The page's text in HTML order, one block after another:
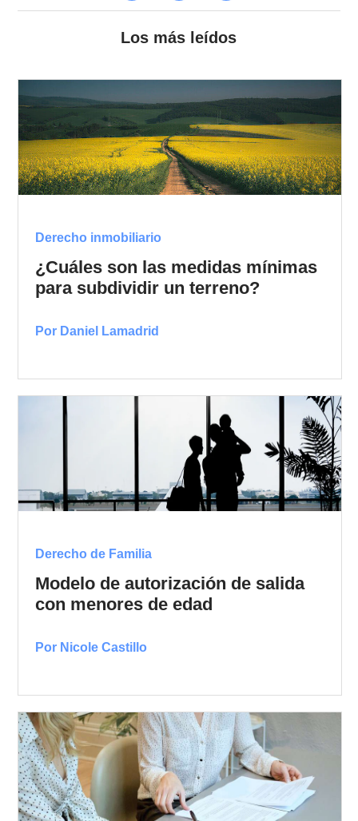
Los más leídos
Derecho inmobiliario
¿Cuáles son las medidas mínimas
para subdividir un terreno?
Por Daniel Lamadrid
Derecho de Familia
Modelo de autorización de salida
con menores de edad
Por Nicole Castillo